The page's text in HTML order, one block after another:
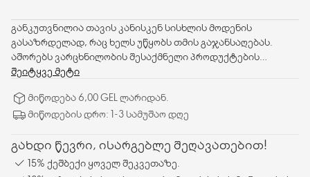
განკუთვნილია თავის კანისკენ სისხლის მოდენის
გასაზრდელად, რაც ხელს უწყობს თმის გაჯანსაღებას.
აშორებს ვარცხნილობის შესაქმნელი პროდუქტების
ნარჩენებს, ნაზად ასუფთავებს თავის კანს,
ჭუჭყის, კანის მკვდარი უჯრედების და ჭარბი ცხიმის
მოცილებას თმის ძირებში. მკვრივი, მაგრამ მოქნილი
მოძრაობები ხელს უწყობს დაძაბულობისა და სტრესის
მოხსნას. მასალა: პოლისტიროლი, თერმოპლასტიური
კაუჩუკი, 50%-ით გადამუშავებული მასალისგან
შეიტყვე მეტი
მიწოდება 6,00 GEL ლარიდან.
მიწოდების დრო: 1-3 სამუშაო დღე
გახდი წევრი, ისარგებლე შეღავათებით!
15% ქეშბექი ყოველ შეკვეთაზე.